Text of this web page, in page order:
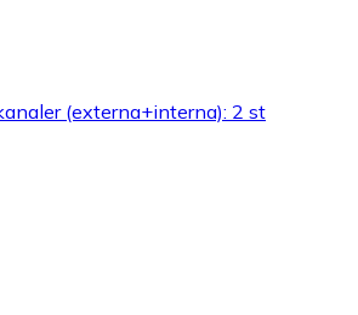
(externa+interna): 2 st